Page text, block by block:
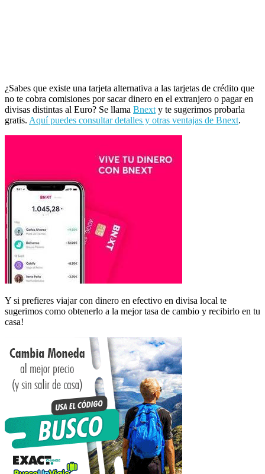
¿Sabes que existe una tarjeta alternativa a las tarjetas de crédito que
no te cobra comisiones por sacar dinero en el extranjero o pagar en
divisas distintas al Euro? Se llama Bnext y te sugerimos probarla
gratis. Aquí puedes consultar detalles y otras ventajas de Bnext.
Y si prefieres viajar con dinero en efectivo en divisa local te
sugerimos como obtenerlo a la mejor tasa de cambio y recibirlo en tu
casa!